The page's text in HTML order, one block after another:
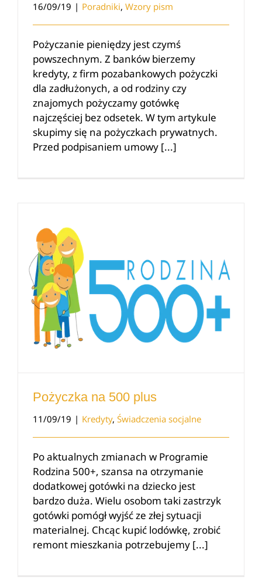
16/09/19 | Poradniki, Wzory pism
Pożyczanie pieniędzy jest czymś
powszechnym. Z banków bierzemy
kredyty, z firm pozabankowych pożyczki
dla zadłużonych, a od rodziny czy
znajomych pożyczamy gotówkę
najczęściej bez odsetek. W tym artykule
skupimy się na pożyczkach prywatnych.
Przed podpisaniem umowy [...]
Pożyczka na 500 plus
11/09/19 | Kredyty, Świadczenia socjalne
Po aktualnych zmianach w Programie
Rodzina 500+, szansa na otrzymanie
dodatkowej gotówki na dziecko jest
bardzo duża. Wielu osobom taki zastrzyk
gotówki pomógł wyjść ze złej sytuacji
materialnej. Chcąc kupić lodówkę, zrobić
remont mieszkania potrzebujemy [...]